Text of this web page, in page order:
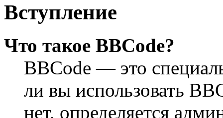
Вступление
Что такое BBCode?
BBCode — это
ли вы использовать
нет, определяется